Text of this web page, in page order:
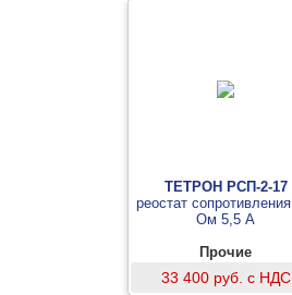
ТЕТРОН РСП-2-17
реостат
Ом 5,5 А
Прочие
33 400 руб. с НДС